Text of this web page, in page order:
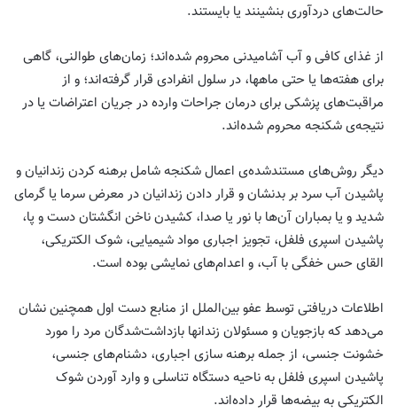
حالت‌های دردآوری بنشینند یا بایستند.
از غذای کافی و آب آشامیدنی محروم شده‌اند؛ زمان‌های طوالنی، گاهی
برای هفته‌ها یا حتی ماهها، در سلول انفرادی قرار گرفته‌اند؛ و از
مراقبت‌های پزشکی برای درمان جراحات وارده در جریان اعتراضات یا در
نتیجه‌ی شکنجه محروم شده‌اند.
دیگر روش‌های مستندشده‌ی اعمال شکنجه شامل برهنه کردن زندانیان و
پاشیدن آب سرد بر بدنشان و قرار دادن زندانیان در معرض سرما یا گرمای
شدید و یا بمباران آن‌ها با نور یا صدا، کشیدن ناخن انگشتان دست و پا،
پاشیدن اسپری فلفل، تجویز اجباری مواد شیمیایی، شوک الکتریکی،
القای حس خفگی با آب، و اعدام‌های نمایشی بوده است.
اطلاعات دریافتی توسط عفو بین‌الملل از منابع دست اول همچنین نشان
می‌دهد که بازجویان و مسئولان زندانها بازداشت‌شدگان مرد را مورد
خشونت جنسی، از جمله برهنه سازی اجباری، دشنام‌های جنسی،
پاشیدن اسپری فلفل به ناحیه دستگاه تناسلی و وارد آوردن شوک
الکتریکی به بیضه‌ها قرار داده‌اند.